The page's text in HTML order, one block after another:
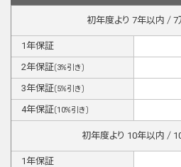
初年度より 7年以内 / 7
1年保証
2年保証(3%引き)
3年保証(5%引き)
4年保証(10%引き)
初年度より 10年以内 /
1年保証